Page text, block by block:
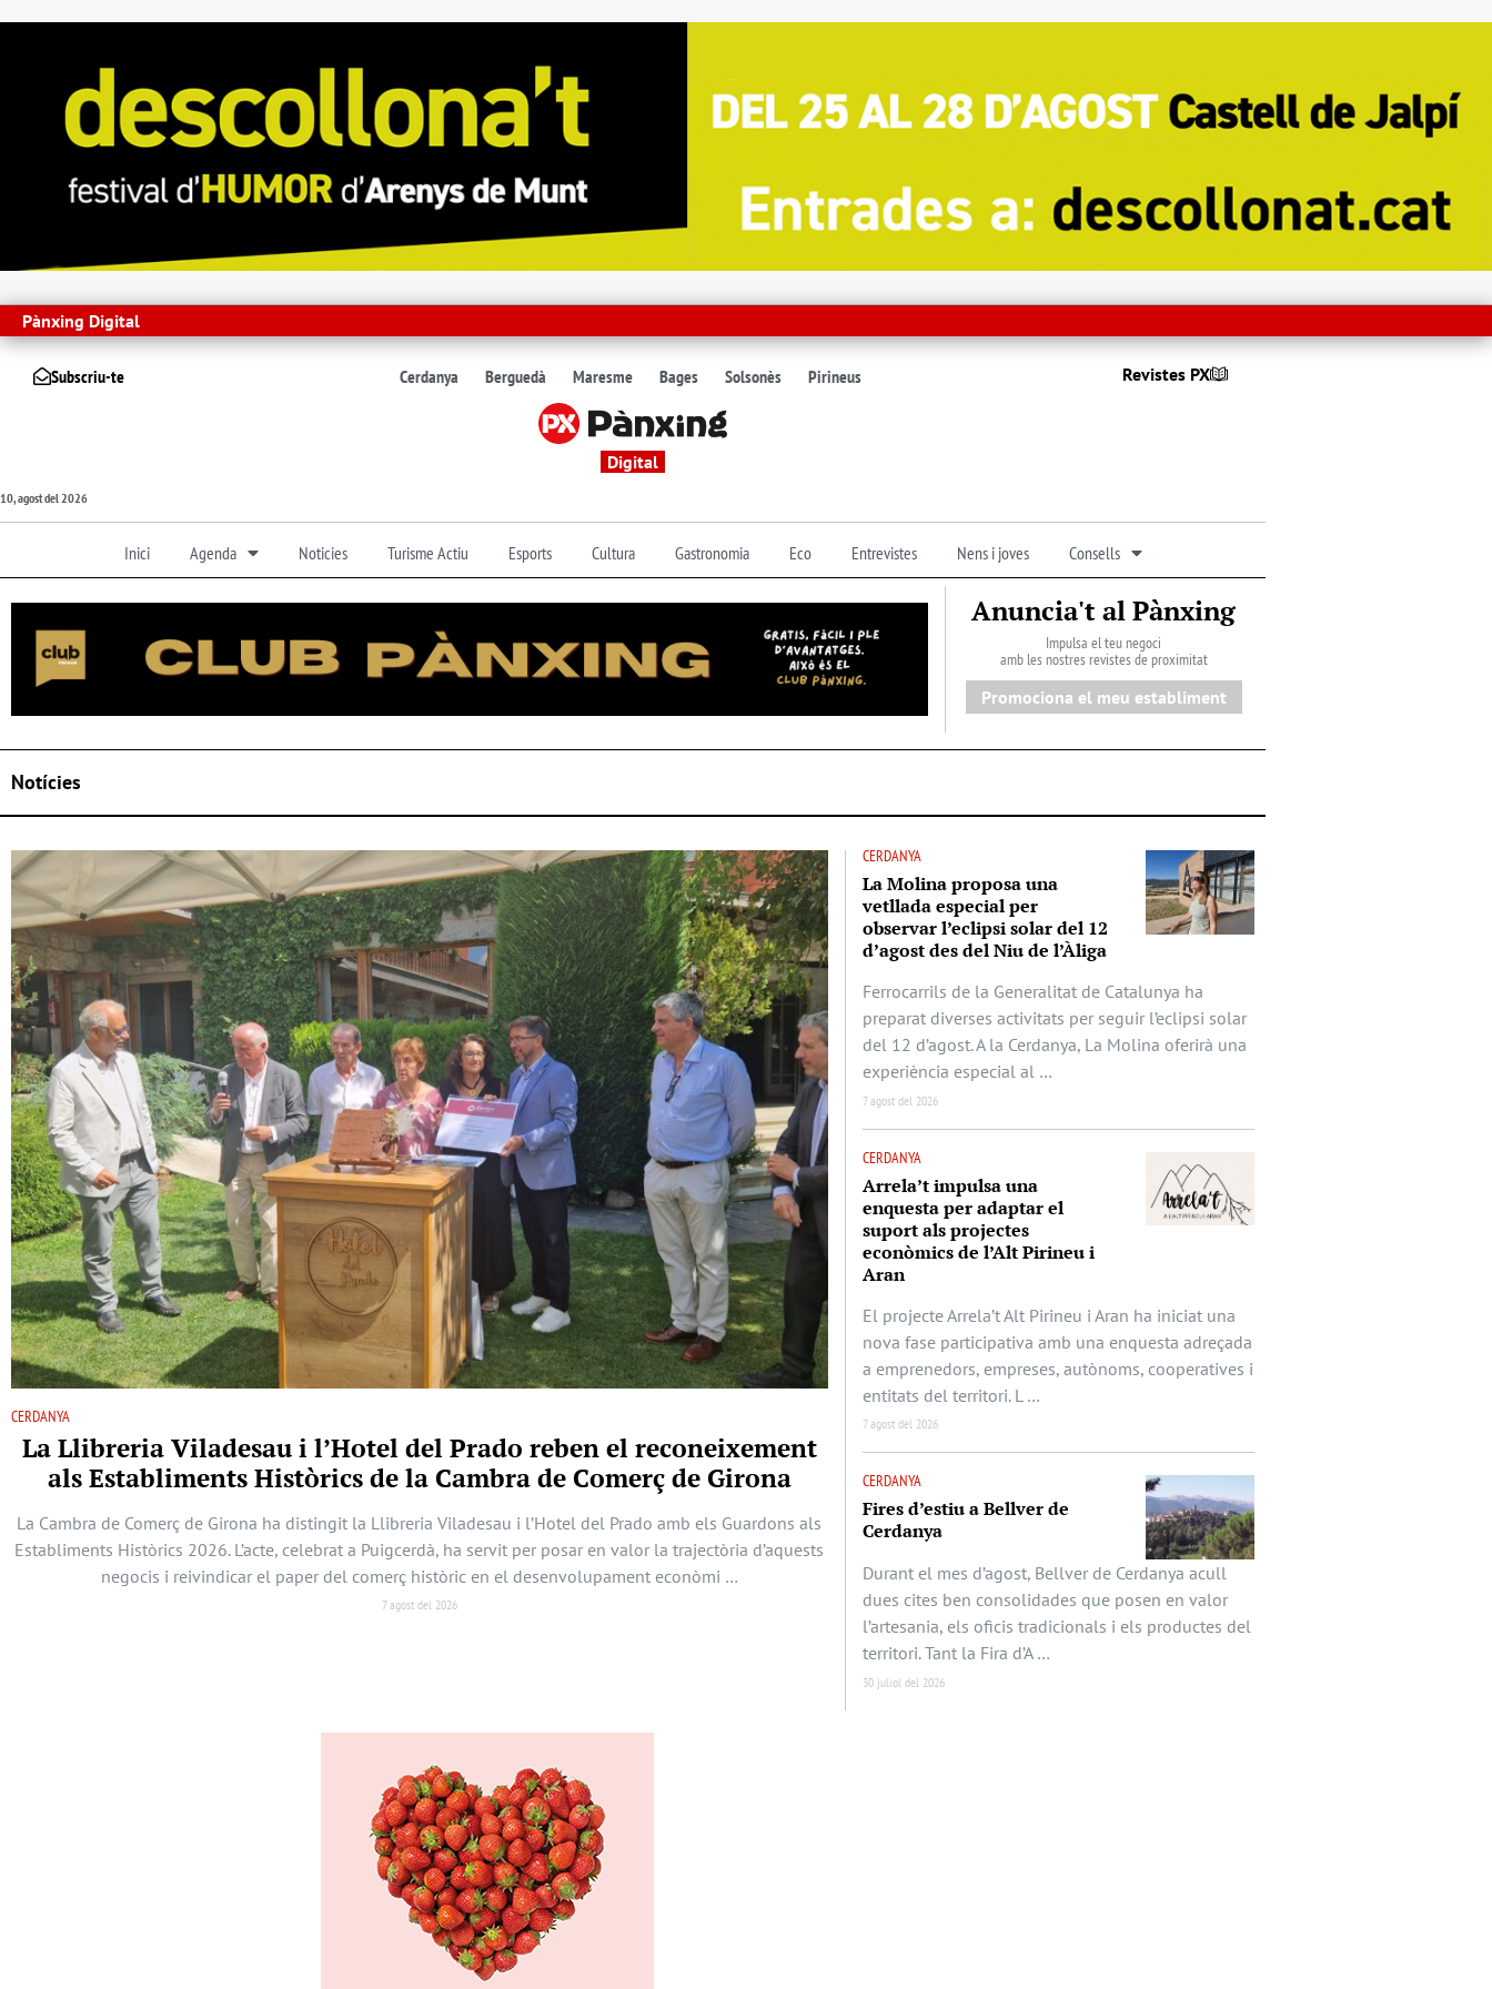
Pànxing Digital
Subscriu-te Cerdanya Berguedà Maresme Bages Solsonès Pirineus Revistes PX
Digital
10, agost del 2026
Inici Agenda Noticies Turisme Actiu Esports Cultura Gastronomia Eco Entrevistes Nens i joves Consells
Anuncia't al Pànxing
Impulsa el teu negoci
amb les nostres revistes de proximitat
Promociona el meu establiment
Notícies
CERDANYA
La Llibreria Viladesau i l’Hotel del Prado reben el reconeixement
als Establiments Històrics de la Cambra de Comerç de Girona
La Cambra de Comerç de Girona ha distingit la Llibreria Viladesau i l’Hotel del Prado amb els Guardons als
Establiments Històrics 2026. L’acte, celebrat a Puigcerdà, ha servit per posar en valor la trajectòria d’aquests
negocis i reivindicar el paper del comerç històric en el desenvolupament econòmi …
7 agost del 2026
CERDANYA
La Molina proposa una
vetllada especial per
observar l’eclipsi solar del 12
d’agost des del Niu de l’Àliga
Ferrocarrils de la Generalitat de Catalunya ha
preparat diverses activitats per seguir l’eclipsi solar
del 12 d’agost. A la Cerdanya, La Molina oferirà una
experiència especial al …
7 agost del 2026
CERDANYA
Arrela’t impulsa una
enquesta per adaptar el
suport als projectes
econòmics de l’Alt Pirineu i
Aran
El projecte Arrela’t Alt Pirineu i Aran ha iniciat una
nova fase participativa amb una enquesta adreçada
a emprenedors, empreses, autònoms, cooperatives i
entitats del territori. L …
7 agost del 2026
CERDANYA
Fires d’estiu a Bellver de
Cerdanya
Durant el mes d’agost, Bellver de Cerdanya acull
dues cites ben consolidades que posen en valor
l’artesania, els oficis tradicionals i els productes del
territori. Tant la Fira d’A …
30 juliol del 2026